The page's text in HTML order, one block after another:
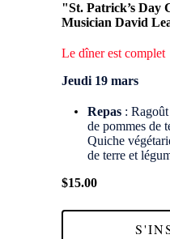
"St. Patrick’s Day
Musician David
Le dîner est complet
Jeudi 19 mars
Repas :
de pommes de
Quiche
de terre et
$15.00